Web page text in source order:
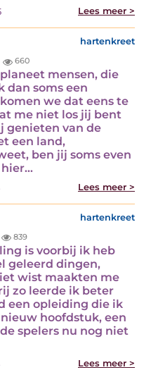
Lees meer >
hartenkreet
660
mensen, die
dan soms een
we dat eens te
me niet los jij bent
genieten van de
een land,
ben jij soms even
hier…
Lees meer >
hartenkreet
839
is voorbij ik heb
geleerd dingen,
wist maakten me
zo leerde ik beter
een opleiding die ik
hoofdstuk, een
spelers nu nog niet
Lees meer >